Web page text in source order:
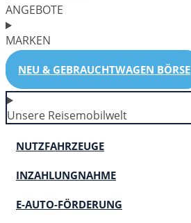
ANGEBOTE
MARKEN
NEU & GEBRAUCHTWAGEN BÖRSE
Unsere Reisemobilwelt
NUTZFAHRZEUGE
INZAHLUNGNAHME
E-AUTO-FÖRDERUNG